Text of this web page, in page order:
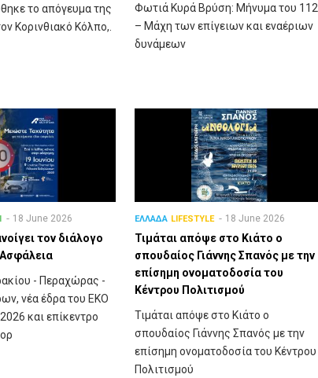
το απόγευμα της
Κορινθιακό Κόλπο,.
Φωτιά Κυρά Βρύση: Μήνυμα του 112
– Μάχη των επίγειων και εναέριων
δυνάμεων
18 June 2026
τον διάλογο
Ασφάλεια
- Περαχώρας -
νέα έδρα του ΕΚΟ
και επίκεντρο
ΕΛΛΑΔΑ LIFESTYLE 18 June 2026
Τιμάται απόψε στο Κιάτο ο
σπουδαίος Γιάννης Σπανός με την
επίσημη ονοματοδοσία του
Κέντρου Πολιτισμού
Τιμάται απόψε στο Κιάτο ο
σπουδαίος Γιάννης Σπανός με την
επίσημη ονοματοδοσία του Κέντρου
Πολιτισμού